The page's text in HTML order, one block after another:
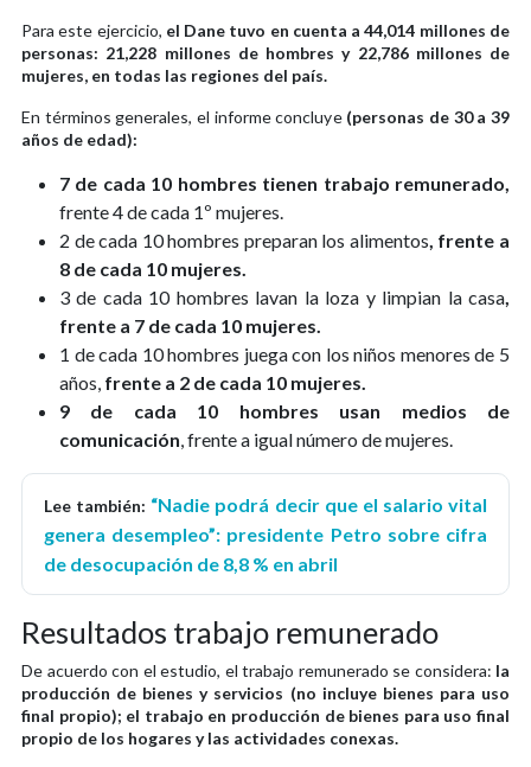
Para este ejercicio, el Dane tuvo en cuenta a 44,014 millones de
personas: 21,228 millones de hombres y 22,786 millones de
mujeres, en todas las regiones del país.
En términos generales, el informe concluye (personas de 30 a 39
años de edad):
7 de cada 10 hombres tienen trabajo remunerado,
frente 4 de cada 1º mujeres.
2 de cada 10 hombres preparan los alimentos, frente a
8 de cada 10 mujeres.
3 de cada 10 hombres lavan la loza y limpian la casa,
frente a 7 de cada 10 mujeres.
1 de cada 10 hombres juega con los niños menores de 5
años, frente a 2 de cada 10 mujeres.
9 de cada 10 hombres usan medios de
comunicación, frente a igual número de mujeres.
Lee también: “Nadie podrá decir que el salario vital
genera desempleo”: presidente Petro sobre cifra
de desocupación de 8,8 % en abril
Resultados trabajo remunerado
De acuerdo con el estudio, el trabajo remunerado se considera: la
producción de bienes y servicios (no incluye bienes para uso
final propio); el trabajo en producción de bienes para uso final
propio de los hogares y las actividades conexas.